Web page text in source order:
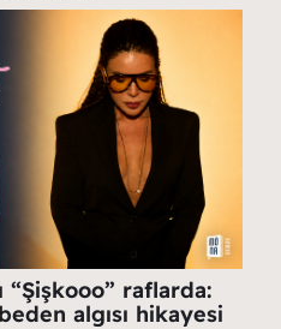
“Şişkooo” raflarda:
algısı hikayesi